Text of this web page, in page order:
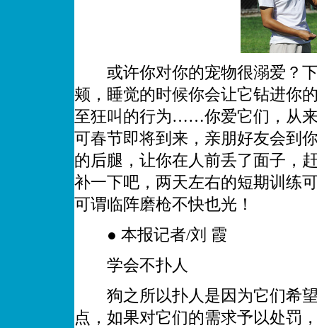
或许你对你的宠物很溺爱？下
颊，睡觉的时候你会让它钻进你
至狂叫的行为……你爱它们，从
可春节即将到来，亲朋好友会到
的后腿，让你在人前丢了面子，
补一下吧，两天左右的短期训练
可谓临阵磨枪不快也光！
● 本报记者/刘 霞
学会不扑人
狗之所以扑人是因为它们希望
点，如果对它们的需求予以处罚